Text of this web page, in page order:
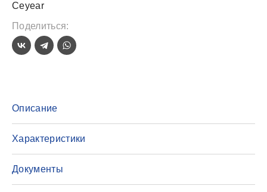
Ceyear
Поделиться:
Описание
Характеристики
Документы